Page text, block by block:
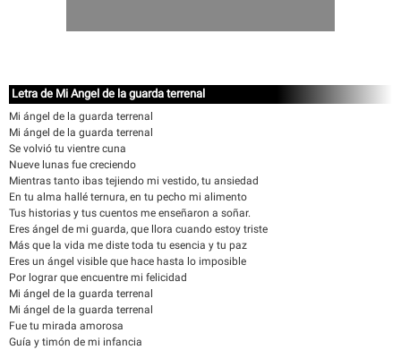
Letra de Mi Angel de la guarda terrenal
Mi ángel de la guarda terrenal
Mi ángel de la guarda terrenal
Se volvió tu vientre cuna
Nueve lunas fue creciendo
Mientras tanto ibas tejiendo mi vestido, tu ansiedad
En tu alma hallé ternura, en tu pecho mi alimento
Tus historias y tus cuentos me enseñaron a soñar.
Eres ángel de mi guarda, que llora cuando estoy triste
Más que la vida me diste toda tu esencia y tu paz
Eres un ángel visible que hace hasta lo imposible
Por lograr que encuentre mi felicidad
Mi ángel de la guarda terrenal
Mi ángel de la guarda terrenal
Fue tu mirada amorosa
Guía y timón de mi infancia